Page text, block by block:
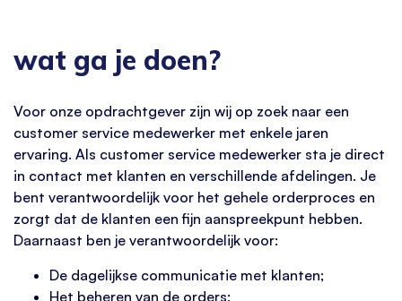
wat ga je doen?
Voor onze opdrachtgever zijn wij op zoek naar een
customer service medewerker met enkele jaren
ervaring. Als customer service medewerker sta je direct
in contact met klanten en verschillende afdelingen. Je
bent verantwoordelijk voor het gehele orderproces en
zorgt dat de klanten een fijn aanspreekpunt hebben.
Daarnaast ben je verantwoordelijk voor:
De dagelijkse communicatie met klanten;
Het beheren van de orders;